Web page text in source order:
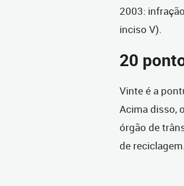
2003:
inciso V).
20
Vinte é a
Acima disso,
órgão de
de reciclagem.